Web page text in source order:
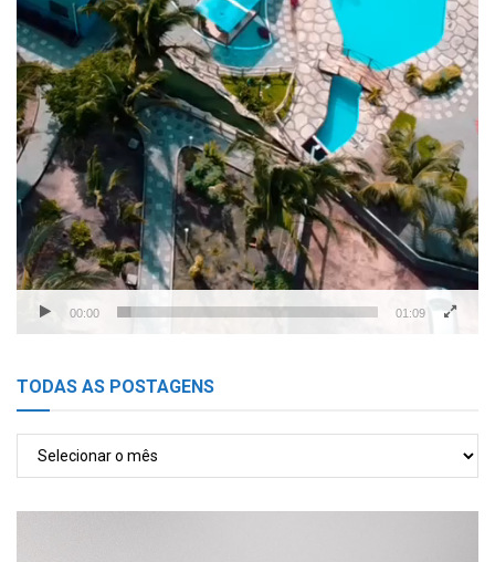
00:00 01:09
TODAS AS POSTAGENS
TODAS